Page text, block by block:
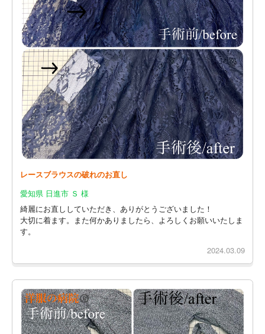
レースブラウスの破れのお直し
愛知県 日進市 Ｓ 様
綺麗にお直ししていただき、ありがとうございました！
大切に着ます。また何かありましたら、よろしくお願いいたしま
す。
2024.03.09